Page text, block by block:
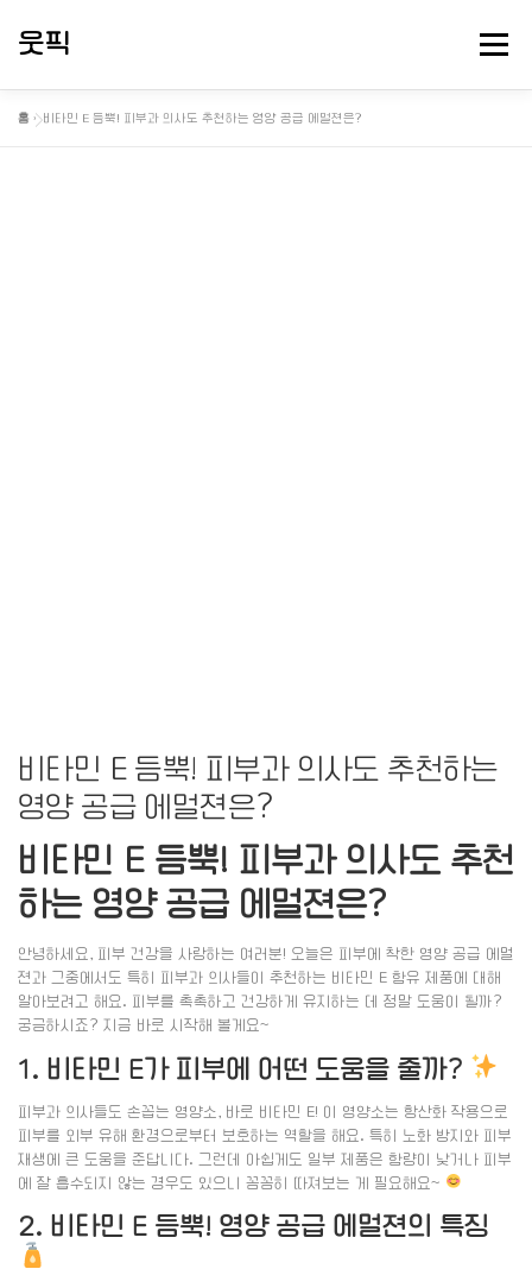
웃픽 메뉴
홈 »비타민 E 듬뿍! 피부과 의사도 추천하는 영양 공급 에멀젼은?
비타민 E 듬뿍! 피부과 의사도 추천하는
영양 공급 에멀젼은?
비타민 E 듬뿍! 피부과 의사도 추천
하는 영양 공급 에멀젼은?
안녕하세요, 피부 건강을 사랑하는 여러분! 오늘은 피부에 착한 영양 공급 에멀
젼과 그중에서도 특히 피부과 의사들이 추천하는 비타민 E 함유 제품에 대해
알아보려고 해요. 피부를 촉촉하고 건강하게 유지하는 데 정말 도움이 될까?
궁금하시죠? 지금 바로 시작해 볼게요~
1. 비타민 E가 피부에 어떤 도움을 줄까?
피부과 의사들도 손꼽는 영양소, 바로 비타민 E! 이 영양소는 항산화 작용으로
피부를 외부 유해 환경으로부터 보호하는 역할을 해요. 특히 노화 방지와 피부
재생에 큰 도움을 준답니다. 그런데 아쉽게도 일부 제품은 함량이 낮거나 피부
에 잘 흡수되지 않는 경우도 있으니 꼼꼼히 따져보는 게 필요해요~
2. 비타민 E 듬뿍! 영양 공급 에멀젼의 특징